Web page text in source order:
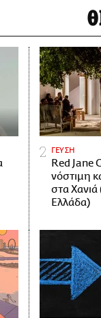
ΓΕΥΣΗ
Red Jane
νόστιμη
στα Χανιά
Ελλάδα)